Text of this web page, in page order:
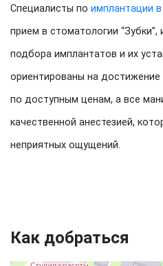
Специалисты по имплантации
прием в стоматологии
подбора имплантатов и их
ориентированы на достижение
по доступным ценам, а все
качественной анестезией,
неприятных ощущений.
Как добраться